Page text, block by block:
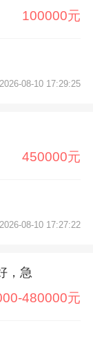
100000元
2026-08-10 17:29:25
450000元
2026-08-10 17:27:22
，急
480000元